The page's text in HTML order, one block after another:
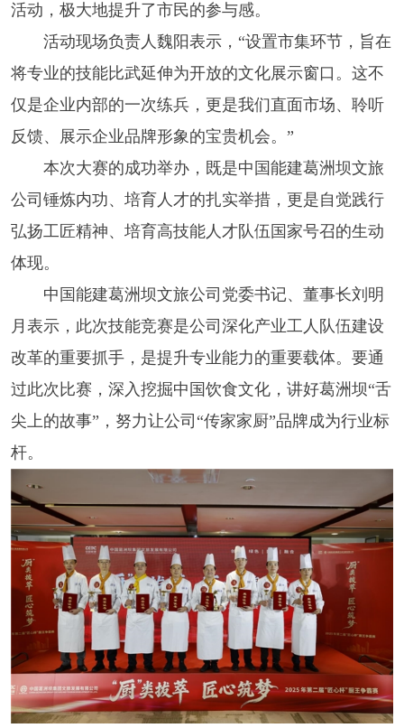
活动，极大地提升了市民的参与感。
活动现场负责人魏阳表示，“设置市集环节，旨在
将专业的技能比武延伸为开放的文化展示窗口。这不
仅是企业内部的一次练兵，更是我们直面市场、聆听
反馈、展示企业品牌形象的宝贵机会。”
本次大赛的成功举办，既是中国能建葛洲坝文旅
公司锤炼内功、培育人才的扎实举措，更是自觉践行
弘扬工匠精神、培育高技能人才队伍国家号召的生动
体现。
中国能建葛洲坝文旅公司党委书记、董事长刘明
月表示，此次技能竞赛是公司深化产业工人队伍建设
改革的重要抓手，是提升专业能力的重要载体。要通
过此次比赛，深入挖掘中国饮食文化，讲好葛洲坝“舌
尖上的故事”，努力让公司“传家家厨”品牌成为行业标
杆。